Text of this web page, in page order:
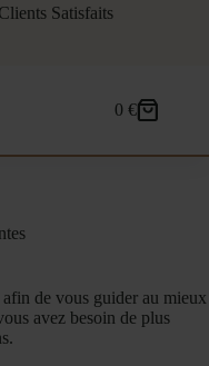
Satisfaits
Panier
0€
de vous guider au mieux
avez besoin de plus